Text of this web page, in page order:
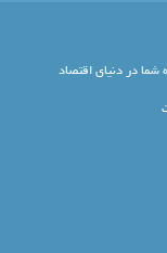
شما در دنیای اقتصاد